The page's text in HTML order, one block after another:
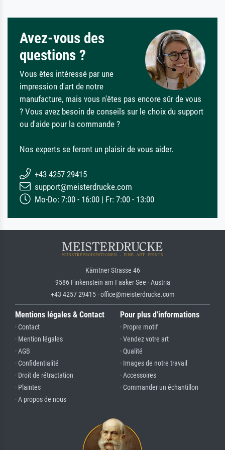
Avez-vous des
questions ?
Vous êtes intéressé par une
impression d'art de notre
manufacture, mais vous n'êtes pas encore sûr de vous
? Vous avez besoin de conseils sur le choix du support
ou d'aide pour la commande ?
Nos experts se feront un plaisir de vous aider.
+43 4257 29415
support@meisterdrucke.com
Mo-Do: 7:00 - 16:00 | Fr: 7:00 - 13:00
Kärntner Strasse 46
9586 Finkenstein am Faaker See · Austria
+43 4257 29415 · office@meisterdrucke.com
Mentions légales & Contact
· Contact
· Mention légales
· AGB
· Confidentialité
· Droit de rétractation
· Plaintes
· A propos de nous
Pour plus d'informations
· Propre motif
· Vendez votre art
· Qualité
· Images de notre travail
· Accessoires
· Commander un échantillon